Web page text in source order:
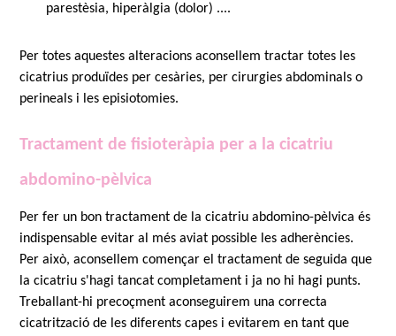
parestèsia, hiperàlgia (dolor) ....
Per totes aquestes alteracions aconsellem tractar totes les
cicatrius produïdes per cesàries, per cirurgies abdominals o
perineals i les episiotomies.
Tractament de fisioteràpia per a la cicatriu
abdomino-pèlvica
Per fer un bon tractament de la cicatriu abdomino-pèlvica és
indispensable evitar al més aviat possible les adherències.
Per això, aconsellem començar el tractament de seguida que
la cicatriu s'hagi tancat completament i ja no hi hagi punts.
Treballant-hi precoçment aconseguirem una correcta
cicatrització de les diferents capes i evitarem en tant que